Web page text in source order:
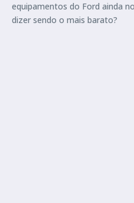
equipamentos do Ford ainda
dizer sendo o mais barato?